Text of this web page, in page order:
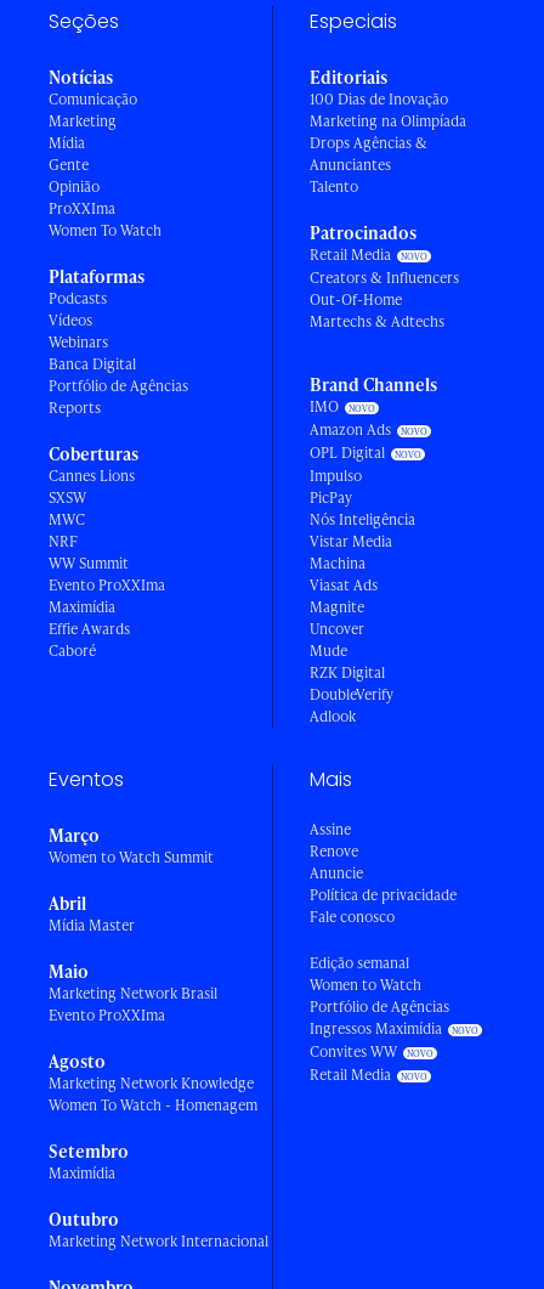
Seções
Notícias
Comunicação
Marketing
Mídia
Gente
Opinião
ProXXIma
Women To Watch
Plataformas
Podcasts
Vídeos
Webinars
Banca Digital
Portfólio de Agências
Reports
Coberturas
Cannes Lions
SXSW
MWC
NRF
WW Summit
Evento ProXXIma
Maximídia
Effie Awards
Caboré
Especiais
Editoriais
100 Dias de Inovação
Marketing na Olimpíada
Drops Agências &
Anunciantes
Talento
Patrocinados
Retail Media
Creators & Influencers
Out-Of-Home
Martechs & Adtechs
Brand Channels
IMO
Amazon Ads
OPL Digital
Impulso
PicPay
Nós Inteligência
Vistar Media
Machina
Viasat Ads
Magnite
Uncover
Mude
RZK Digital
DoubleVerify
Adlook
Eventos
Março
Women to Watch Summit
Abril
Mídia Master
Maio
Marketing Network Brasil
Evento ProXXIma
Agosto
Marketing Network Knowledge
Women To Watch - Homenagem
Setembro
Maximídia
Outubro
Marketing Network Internacional
Mais
Assine
Renove
Anuncie
Política de privacidade
Fale conosco
Edição semanal
Women to Watch
Portfólio de Agências
Ingressos Maximídia
Convites WW
Retail Media